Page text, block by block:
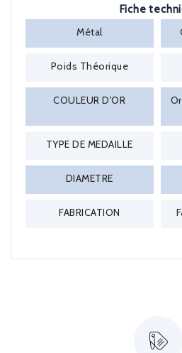
Fiche
Métal
Poids Théorique
COULEUR D'OR
TYPE DE MEDAILLE
DIAMETRE
FABRICATION